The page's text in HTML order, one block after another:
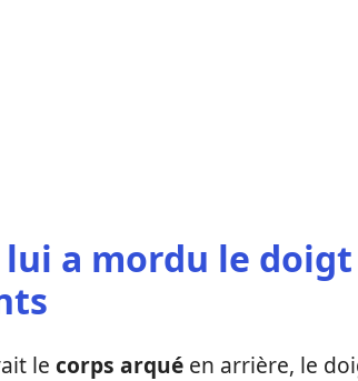
lui a mordu le
le corps arqué en arrière, le